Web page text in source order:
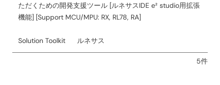
ただくための開発支援ツール [ルネサスIDE e² studio用拡張
機能] [Support MCU/MPU: RX, RL78, RA]
Solution Toolkit ルネサス
5件